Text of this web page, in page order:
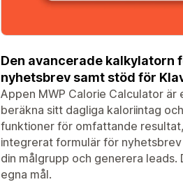
Den avancerade
nyhetsbrev samt stöd för
Appen MWP Calorie Calculator
beräkna sitt dagliga kaloriintag
funktioner för omfattande
integrerat formulär för
din målgrupp och generera
egna mål.